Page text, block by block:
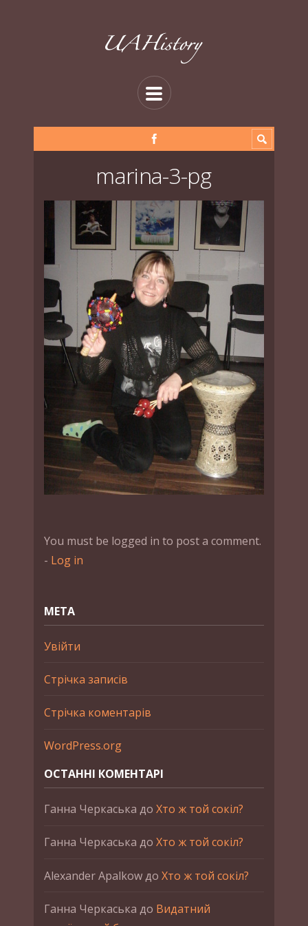
marina-3-pg
You must be logged in to post a comment.
- Log in
МЕТА
Увійти
Стрічка записів
Стрічка коментарів
WordPress.org
ОСТАННІ КОМЕНТАРІ
Ганна Черкаська до Хто ж той сокіл?
Ганна Черкаська до Хто ж той сокіл?
Alexander Apalkowдо Хто ж той сокіл?
Ганна Черкаська до Видатний